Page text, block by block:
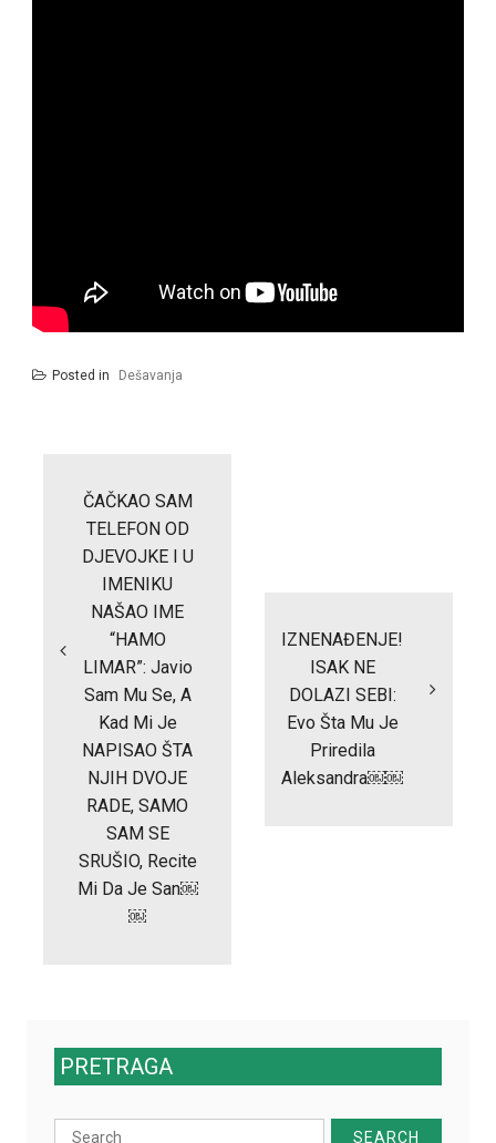
Posted in Dešavanja
ČAČKAO SAM
TELEFON OD
DJEVOJKE I U
IMENIKU
NAŠAO IME
“HAMO
LIMAR”: Javio
Sam Mu Se, A
Kad Mi Je
NAPISAO ŠTA
NJIH DVOJE
RADE, SAMO
SAM SE
SRUŠIO, Recite
Mi Da Je San￼
￼
IZNENAĐENJE!
ISAK NE
DOLAZI SEBI:
Evo Šta Mu Je
Priredila
Aleksandra￼￼
PRETRAGA
Search